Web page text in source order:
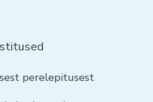
perelepitusest